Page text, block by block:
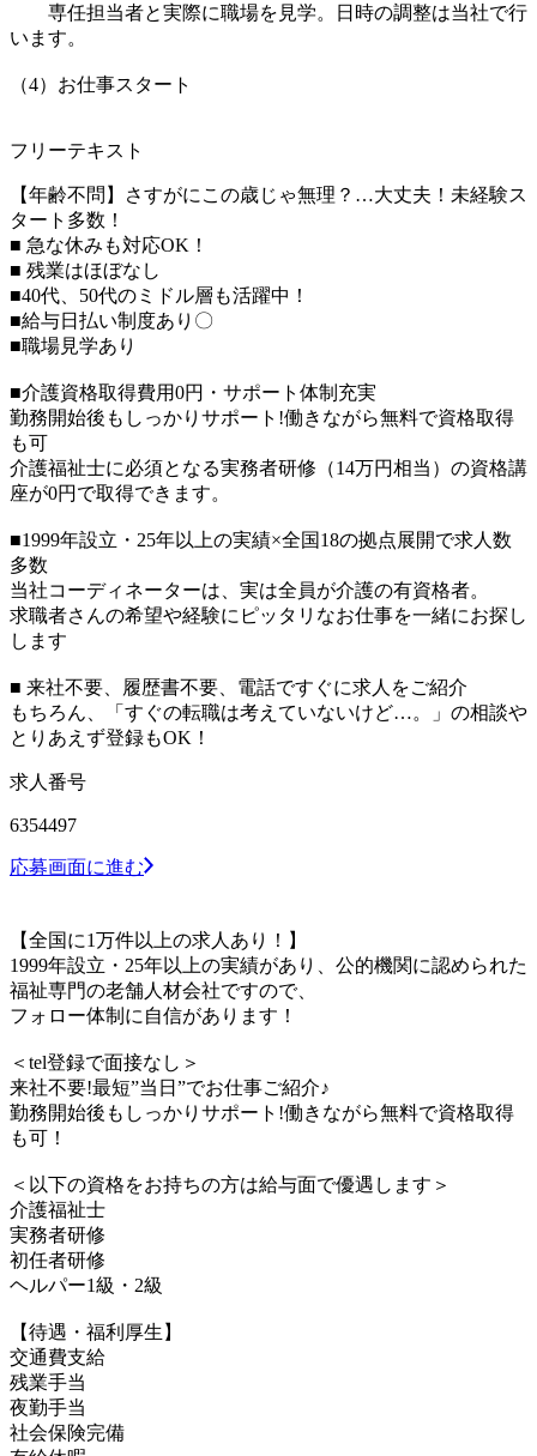
専任担当者と実際に職場を見学。日時の調整は当社で行
います。
（4）お仕事スタート
フリーテキスト
【年齢不問】さすがにこの歳じゃ無理？…大丈夫！未経験ス
タート多数！
■ 急な休みも対応OK！
■ 残業はほぼなし
■40代、50代のミドル層も活躍中！
■給与日払い制度あり〇
■職場見学あり
■介護資格取得費用0円・サポート体制充実
勤務開始後もしっかりサポート!働きながら無料で資格取得
も可
介護福祉士に必須となる実務者研修（14万円相当）の資格講
座が0円で取得できます。
■1999年設立・25年以上の実績×全国18の拠点展開で求人数
多数
当社コーディネーターは、実は全員が介護の有資格者。
求職者さんの希望や経験にピッタリなお仕事を一緒にお探し
します
■ 来社不要、履歴書不要、電話ですぐに求人をご紹介
もちろん、「すぐの転職は考えていないけど…。」の相談や
とりあえず登録もOK！
求人番号
6354497
応募画面に進む
【全国に1万件以上の求人あり！】
1999年設立・25年以上の実績があり、公的機関に認められた
福祉専門の老舗人材会社ですので、
フォロー体制に自信があります！
＜tel登録で面接なし＞
来社不要!最短”当日”でお仕事ご紹介♪
勤務開始後もしっかりサポート!働きながら無料で資格取得
も可！
＜以下の資格をお持ちの方は給与面で優遇します＞
介護福祉士
実務者研修
初任者研修
ヘルパー1級・2級
【待遇・福利厚生】
交通費支給
残業手当
夜勤手当
社会保険完備